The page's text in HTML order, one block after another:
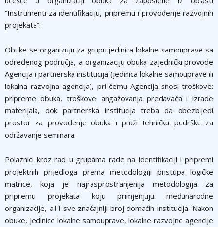
“Instrumenti za identifikaciju, pripremu i provođenje razvojnih
projekata”.
Obuke se organizuju za grupu jedinica lokalne samouprave sa
određenog područja, a organizaciju obuka zajednički provode
Agencija i partnerska institucija (jedinica lokalne samouprave ili
lokalna razvojna agencija), pri čemu Agencija snosi troškove:
pripreme obuka, troškove angažovanja predavača i izrade
materijala, dok partnerska institucija treba da obezbijedi
prostor za provođenje obuka i pruži tehničku podršku za
održavanje seminara.
Polaznici kroz rad u grupama rade na identifikaciji i pripremi
projektnih prijedloga prema metodologiji pristupa logičke
matrice, koja je najrasprostranjenija metodologija za
pripremu projekata koju primjenjuju međunarodne
organizacije, ali i sve značajniji broj domaćih institucija. Nakon
obuke, jedinice lokalne samouprave, lokalne razvojne agencije